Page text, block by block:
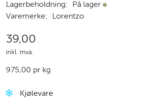
Lagerbeholdning:
På lager På lager
Varemerke: Lorentzo
39,00
inkl. mva.
975,00 pr kg
Kjølevare